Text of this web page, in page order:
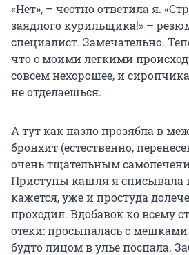
«Нет», – честно ответила я.
заядлого курильщика!» –
специалист. Замечательно.
что с моими легкими
совсем нехорошее, и
не отделаешься.
А тут как назло прозябла в
бронхит (естественно,
очень тщательным
Приступы кашля я списывала
кажется, уже и простуда
проходил. Вдобавок ко всему
отеки: просыпалась с
будто лицом в улье поспала.